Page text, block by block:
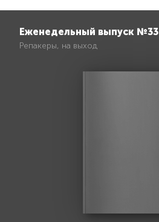
Еженедельный выпуск №33
Репакеры, на выход